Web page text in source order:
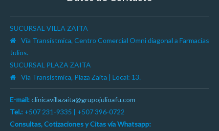
SUCURSAL VILLA ZAITA
Vía Transístmica, Centro Comercial Omni diagonal a Farmacias
Julios.
SUCURSAL PLAZA ZAITA
Vía Transístmica, Plaza Zaita | Local: 13.
E-mail: clinicavillazaita@grupojulioafu.com
Tel.: +507 231-9335 | +507 396-0722
Consultas, Cotizaciones y Citas vía Whatsapp: